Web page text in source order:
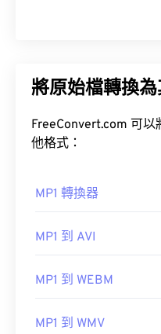
將原始檔轉換
FreeConvert.com 可
他格式：
MP1 轉換器
MP1 到 AVI
MP1 到 WEBM
MP1 到 WMV